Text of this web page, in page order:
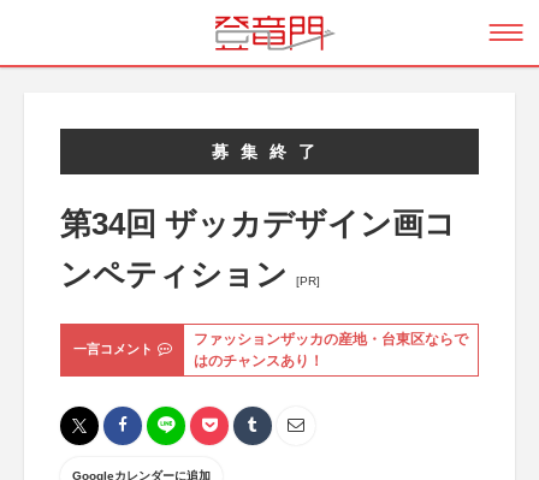
募集終了
第34回 ザッカデザイン画コ
ンペティション
[PR]
一言コメント
ファッションザッカの産地・台東区ならで
はのチャンスあり！
Googleカレンダーに追加